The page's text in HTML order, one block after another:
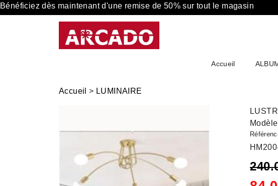
Bénéficiez dès maintenant d'une remise de 50% sur tout le magasin
Accueil
Accueil > LUMINAIRE
Modèle